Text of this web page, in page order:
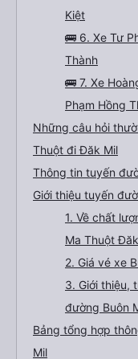
Kiệt
🚌 6. Xe Tư
Thành
🚌 7. Xe
Phạm Hồng
Những câu hỏi
Thuột đi Đăk Mil
Thông tin tuyến
Giới thiệu tuyến
1. Về chất
Ma Thuột
2. Giá vé xe
3. Giới thiệu,
đường Buôn
Bảng tổng hợp
Mil